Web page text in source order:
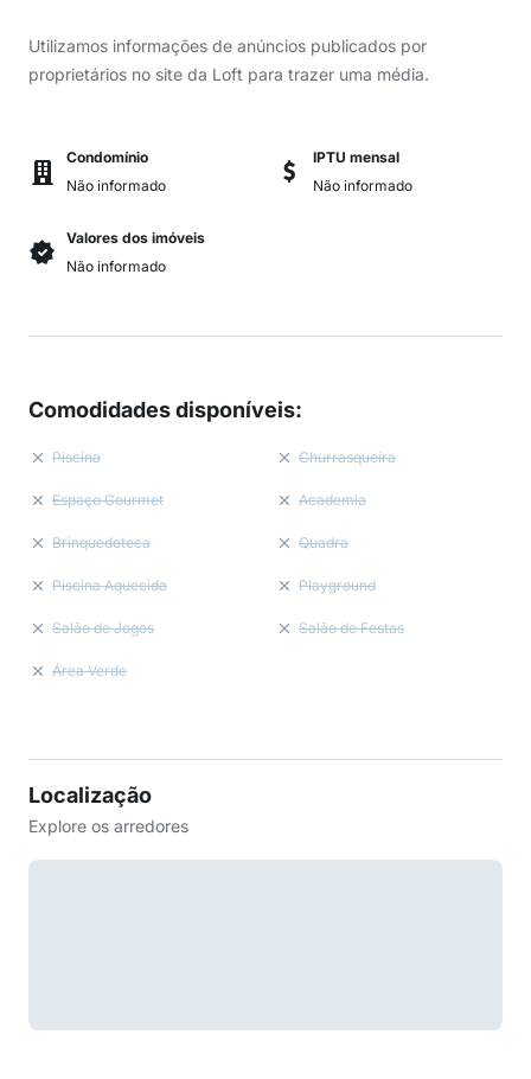
Utilizamos informações de anúncios publicados por
proprietários no site da Loft para trazer uma média.
Condomínio
Não informado
IPTU mensal
Não informado
Valores dos imóveis
Não informado
Comodidades disponíveis:
Piscina Churrasqueira
Espaço Gourmet Academia
Brinquedoteca Quadra
Piscina Aquecida Playground
Salão de Jogos Salão de Festas
Área Verde
Localização
Explore os arredores